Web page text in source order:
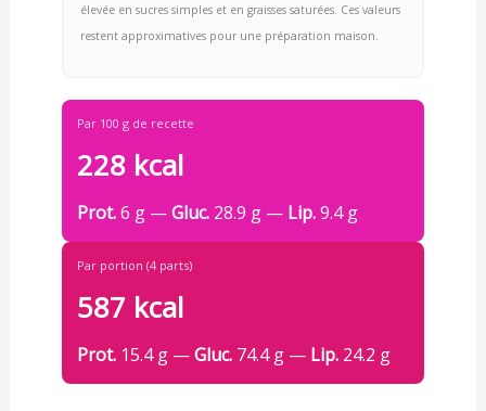
élevée en sucres simples et en graisses saturées. Ces valeurs
restent approximatives pour une préparation maison.
Par 100 g de recette
228 kcal
Prot.6 g —Gluc.28.9 g — Lip.9.4 g
Par portion (4 parts)
587 kcal
Prot.15.4 g —Gluc.74.4 g — Lip.24.2 g